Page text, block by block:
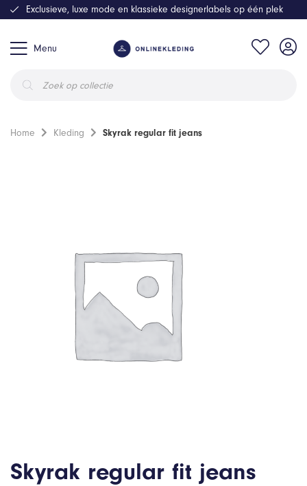
Menu
zoeken
Exclusieve, luxe mode en klassieke designerlabels op één plek
Home Kleding Skyrak regular fit jeans
Skyrak regular fit jeans